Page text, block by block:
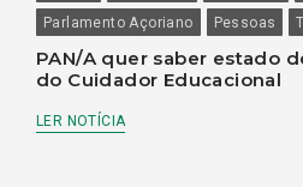
Parlamento Açoriano
Pessoas
PAN/A quer saber estado
do Cuidador Educacional
LER NOTÍCIA